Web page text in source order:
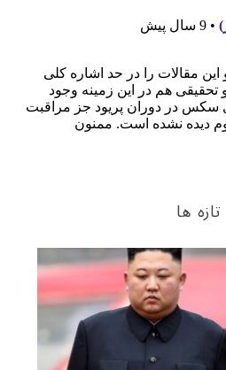
تازه ها